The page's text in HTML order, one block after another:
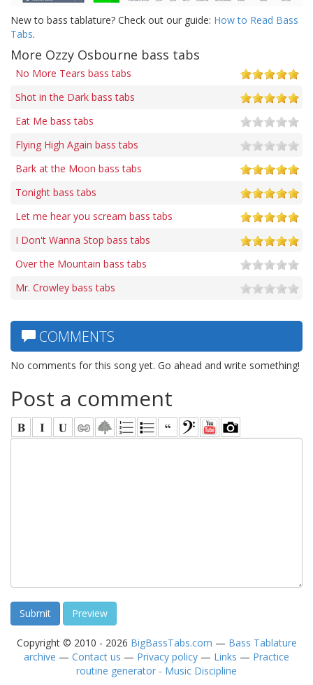
New to bass tablature? Check out our guide: How to Read Bass
Tabs.
More Ozzy Osbourne bass tabs
No More Tears bass tabs
Shot in the Dark bass tabs
Eat Me bass tabs
Flying High Again bass tabs
Bark at the Moon bass tabs
Tonight bass tabs
Let me hear you scream bass tabs
I Don't Wanna Stop bass tabs
Over the Mountain bass tabs
Mr. Crowley bass tabs
COMMENTS
No comments for this song yet. Go ahead and write something!
Post a comment
Copyright © 2010 - 2026 BigBassTabs.com — Bass Tablature
archive — Contact us — Privacy policy — Links — Practice
routine generator - Music Discipline